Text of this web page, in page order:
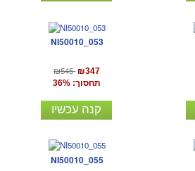
NI50010_053
₪545 ₪347
תחסוך: 36%
קנה עכשיו
NI50010_055